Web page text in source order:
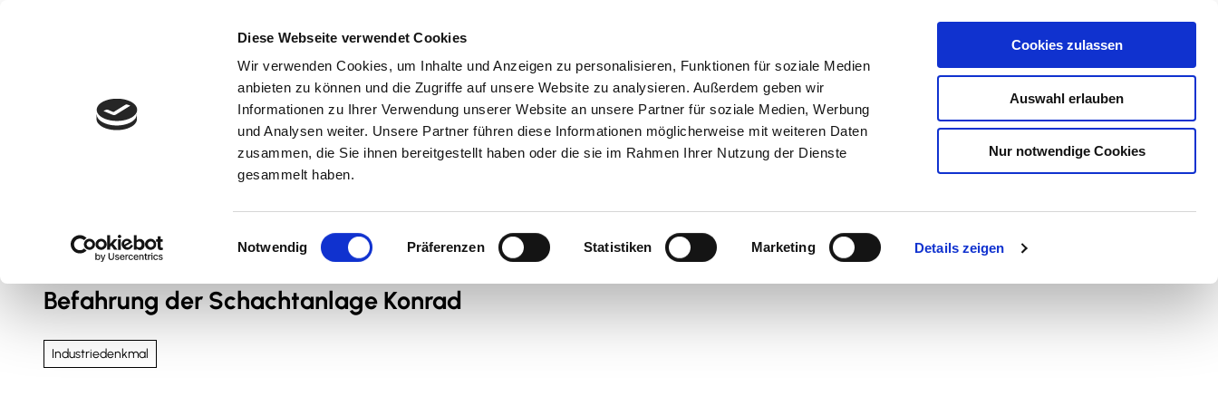
Diese Webseite verwendet Cookies
Wir verwenden Cookies, um Inhalte und Anzeigen zu personalisieren, Funktionen für soziale Medien
anbieten zu können und die Zugriffe auf unsere Website zu analysieren. Außerdem geben wir
Informationen zu Ihrer Verwendung unserer Website an unsere Partner für soziale Medien, Werbung
und Analysen weiter. Unsere Partner führen diese Informationen möglicherweise mit weiteren Daten
zusammen, die Sie ihnen bereitgestellt haben oder die sie im Rahmen Ihrer Nutzung der Dienste
gesammelt haben.
i
w
Notwendig Präferenzen Statistiken Marketing Details zeigen
Cookies zulassen
Auswahl erlauben
Nur notwendige Cookies
Kultur & Erlebnis Kulinarik & Genuss Suche Veranstaltungen
Befahrung der Schachtanlage Konrad
Industriedenkmal